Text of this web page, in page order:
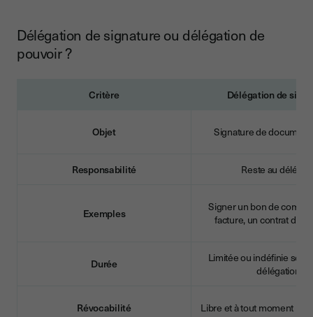
Délégation de signature ou délégation de
pouvoir ?
Critère Délégation de
Objet Signature de
Responsabilité Reste au
Exemples
Signer un bon de
facture, un contrat
Durée
Limitée ou indéfinie
délégation
Révocabilité Libre et à tout moment par